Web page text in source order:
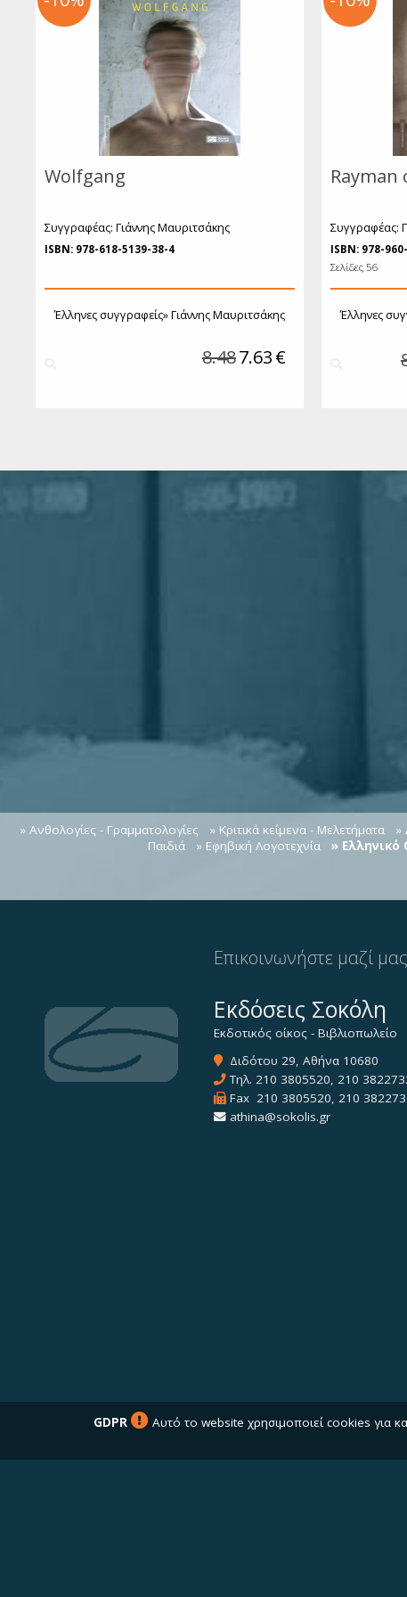
Wolfgang
Συγγραφέας: Γιάννης Μαυριτσάκης
ISBN: 978-618-5139-38-4
Έλληνες συγγραφείς»Γιάννης Μαυριτσάκης
8.487.63€
Rayman
Συγγραφέας:
ISBN: 978-
Σελίδες 56
Έλληνες
» Ανθολογίες - Γραμματολογίες » Κριτικά κείμενα - Μελετήματα »
Παιδιά
» Εφηβική Λογοτεχνία » Ελληνικό
Επικοινωνήστε μαζί μας
Εκδόσεις Σοκόλη
Εκδοτικός οίκος - Βιβλιοπωλείο
Διδότου 29, Αθήνα 10680
Τηλ. 210 3805520, 210
Fax 210 3805520, 210
athina@sokolis.gr
GDPR Αυτό το website χρησιμοποιεί cookies για